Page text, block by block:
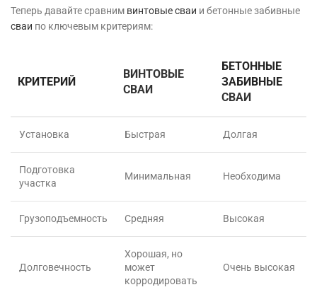
Теперь давайте сравним винтовые сваи и бетонные забивные
сваи по ключевым критериям:
КРИТЕРИЙ
ВИНТОВЫЕ
СВАИ
БЕТОННЫЕ
ЗАБИВНЫЕ
СВАИ
Установка Быстрая Долгая
Подготовка
участка
Минимальная Необходима
Грузоподъемность Средняя Высокая
Долговечность
Хорошая, но
может
корродировать
Очень высокая